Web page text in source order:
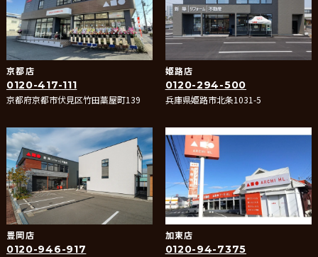
京都店
0120-417-111
京都府京都市伏見区竹田藁屋町139
姫路店
0120-294-500
兵庫県姫路市北条1031-5
豊岡店
0120-946-917
加東店
0120-94-7375